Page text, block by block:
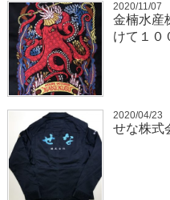
2020/11/07
金楠水産
けて１０
2020/04/23
せな株